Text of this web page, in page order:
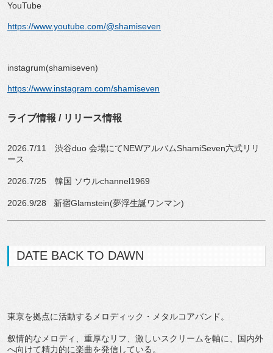
YouTube
https://www.youtube.com/@shamiseven
instagrum(shamiseven)
https://www.instagram.com/shamiseven
ライブ情報 / リリース情報
2026.7/11 渋谷duo 会場にてNEWアルバムShamiSeven六式リリ
ース
2026.7/25 韓国 ソウルchannel1969
2026.9/28 新宿Glamstein(夢浮生誕ワンマン)
DATE BACK TO DAWN
東京を拠点に活動するメロディック・メタルコアバンド。
叙情的なメロディ、重厚なリフ、激しいスクリームを軸に、国内外
へ向けて精力的に楽曲を発信している。